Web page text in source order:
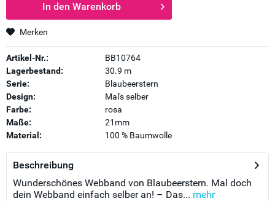
In den Warenkorb
Merken
Artikel-Nr.:
BB10764
Lagerbestand:
30.9 m
Serie:
Blaubeerstern
Design:
Mal's selber
Farbe:
rosa
Maße:
21mm
Material:
100 % Baumwolle
Beschreibung
Wunderschönes Webband von Blaubeerstern. Mal doch
dein Webband einfach selber an! – Das... mehr